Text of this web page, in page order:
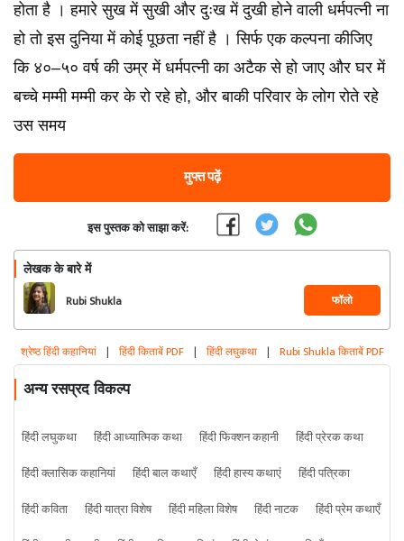
होता है । हमारे सुख में सुखी और दुःख में दुखी होने वाली धर्मपत्नी ना
हो तो इस दुनिया में कोई पूछता नहीं है । सिर्फ एक कल्पना कीजिए
कि ४०–५० वर्ष की उम्र में धर्मपत्नी का अटैक से हो जाए और घर में
बच्चे मम्मी मम्मी कर के रो रहे हो, और बाकी परिवार के लोग रोते रहे
उस समय
मुफ्त पढ़ें
इस पुस्तक को साझा करें:
लेखक के बारे में
Rubi Shukla फॉलो
श्रेष्ठ हिंदी कहानियां | हिंदी किताबें PDF | हिंदी लघुकथा | Rubi Shukla किताबें PDF
अन्य रसप्रद विकल्प
हिंदी लघुकथा हिंदी आध्यात्मिक कथा हिंदी फिक्शन कहानी
हिंदी प्रेरक कथा
हिंदी क्लासिक कहानियां
हिंदी बाल कथाएँ हिंदी हास्य कथाएं
हिंदी पत्रिका
हिंदी कविता
हिंदी यात्रा विशेष हिंदी महिला विशेष हिंदी नाटक
हिंदी प्रेम कथाएँ